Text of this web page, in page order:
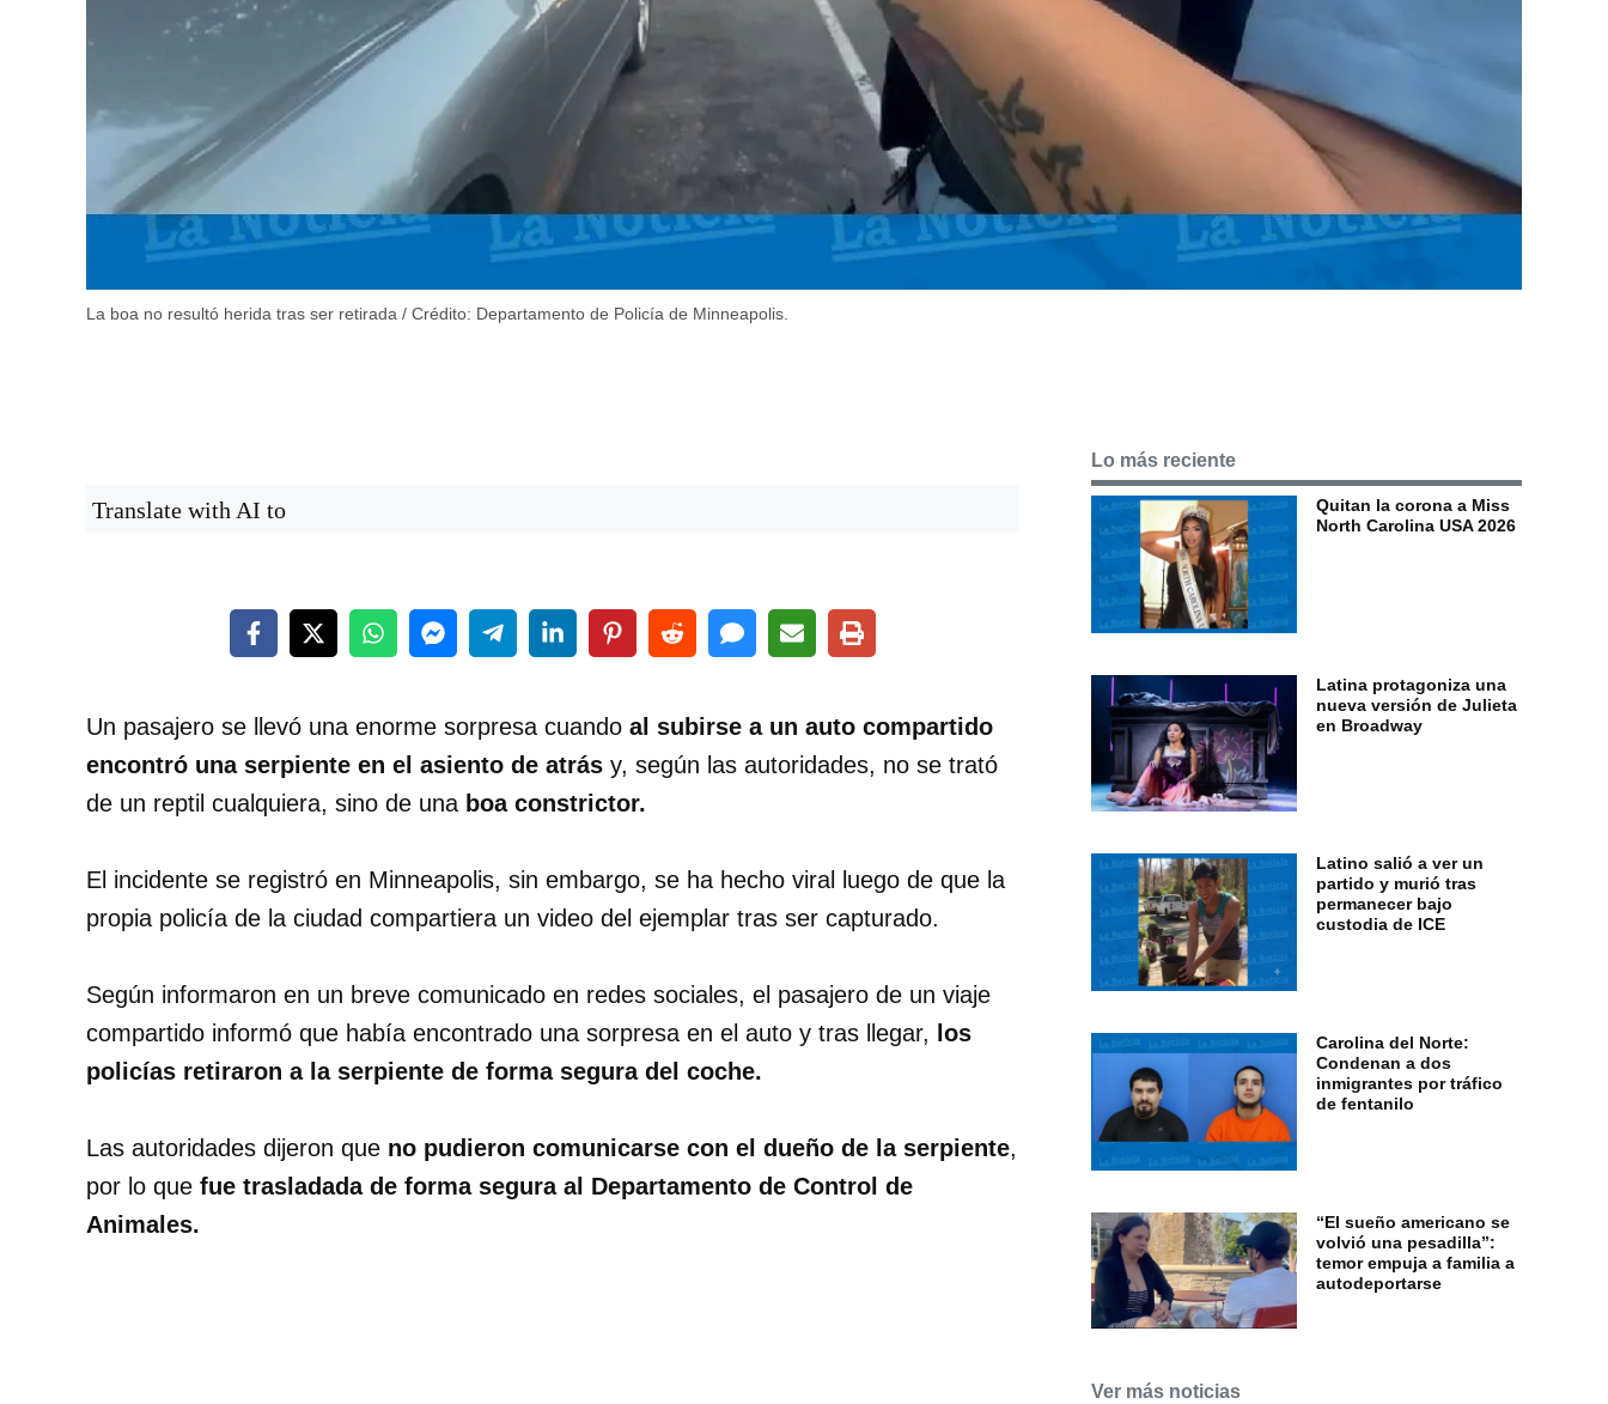
La boa no resultó herida tras ser retirada / Crédito: Departamento de Policía de Minneapolis.
Translate with AI to
Un pasajero se llevó una enorme sorpresa cuando al subirse a un auto compartido
encontró una serpiente en el asiento de atrás y, según las autoridades, no se trató
de un reptil cualquiera, sino de una boa constrictor.
El incidente se registró en Minneapolis, sin embargo, se ha hecho viral luego de que la
propia policía de la ciudad compartiera un video del ejemplar tras ser capturado.
Según informaron en un breve comunicado en redes sociales, el pasajero de un viaje
compartido informó que había encontrado una sorpresa en el auto y tras llegar, los
policías retiraron a la serpiente de forma segura del coche.
Las autoridades dijeron que no pudieron comunicarse con el dueño de la serpiente,
por lo que fue trasladada de forma segura al Departamento de Control de
Animales.
Lo más reciente
Quitan la corona a Miss
North Carolina USA 2026
Latina protagoniza una
nueva versión de Julieta
en Broadway
Latino salió a ver un
partido y murió tras
permanecer bajo
custodia de ICE
Carolina del Norte:
Condenan a dos
inmigrantes por tráfico
de fentanilo
“El sueño americano se
volvió una pesadilla”:
temor empuja a familia a
autodeportarse
Ver más noticias